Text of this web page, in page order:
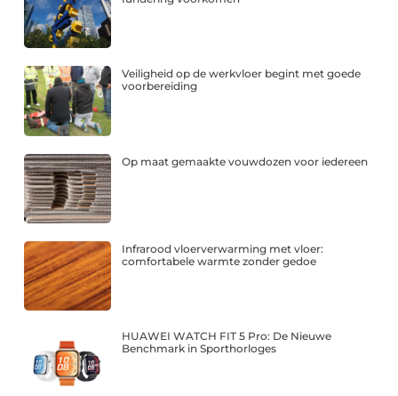
Veiligheid op de werkvloer begint met goede
voorbereiding
Op maat gemaakte vouwdozen voor iedereen
Infrarood vloerverwarming met vloer:
comfortabele warmte zonder gedoe
HUAWEI WATCH FIT 5 Pro: De Nieuwe
Benchmark in Sporthorloges